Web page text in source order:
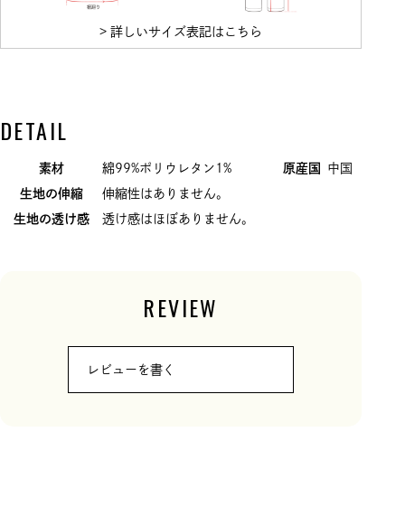
> 詳しいサイズ表記はこちら
DETAIL
素材 綿99%ポリウレタン1% 原産国
中国
生地の伸縮
伸縮性はありません。
生地の透け感
透け感はほぼありません。
REVIEW
レビューを書く